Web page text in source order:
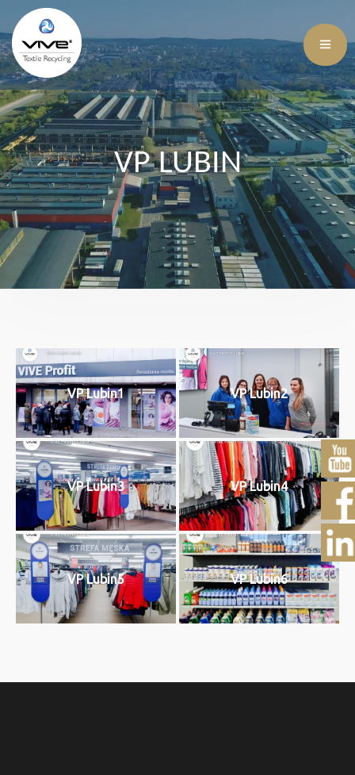
VP LUBIN
VP Lubin1 VP Lubin2
VP Lubin3 VP Lubin4
VP Lubin5 VP Lubin6